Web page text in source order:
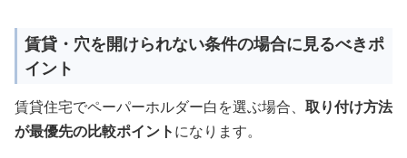
賃貸・穴を開けられない条件の場合に見るべきポ
イント
賃貸住宅でペーパーホルダー白を選ぶ場合、 取り付け方法
が最優先の比較ポイントになります。